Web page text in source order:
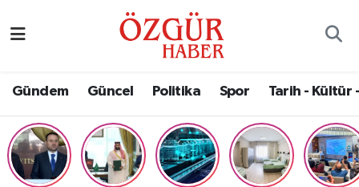
Gündem Güncel Politika Spor Tarih - Kültür
Eğitim
Ekonomi
Nöbetçi Eczaneler
Namaz Vakitleri
Trafik Durumu